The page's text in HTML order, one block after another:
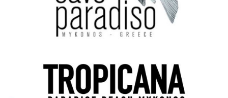
Σεβασμιώτατος Δωρόθεος Β’
Cost Of Living Crisis